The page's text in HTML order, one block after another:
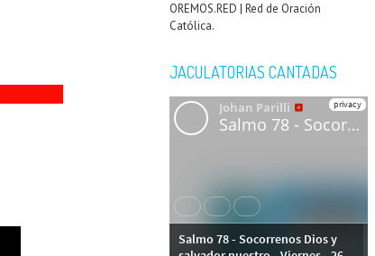
OREMOS.RED | Red de Oración
Católica.
JACULATORIAS CANTADAS